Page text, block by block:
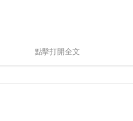
點擊打開全文